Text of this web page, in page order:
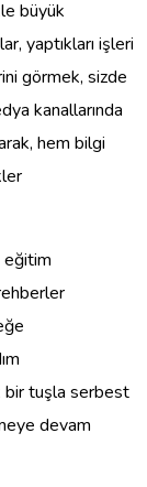
büyük
yaptıkları işleri
görmek, sizde
kanallarında
hem bilgi
eğitim
bir tuşla serbest
devam